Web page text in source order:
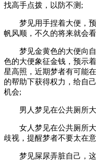
找高手点拨，以防不测;
梦见用手捏着大便，预
帆风顺，不久的将来就会
梦见金黄色的大便向自
色的大便象征金钱，预示
星高照，近期梦者有可能
的帮助下获得权力，给自
机会;
男人梦见在公共厕所大
女人梦见在公共厕所大
歧视，提醒梦者不要太在
梦见屎尿弄脏自己，这